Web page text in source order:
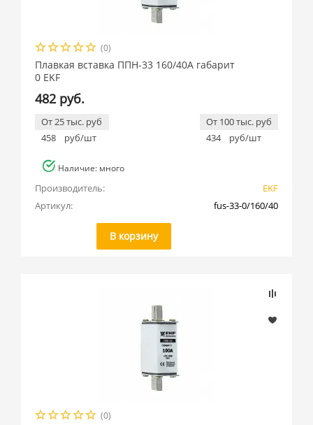
(0)
Плавкая вставка ППН-33 160/40А габарит
0 EKF
482 руб.
От 25 тыс. руб
458
руб/шт
От 100 тыс. руб
434
руб/шт
Наличие: много
Производитель:
EKF
Артикул:
fus-33-0/160/40
В корзину
(0)